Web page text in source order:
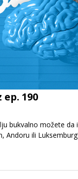
190
bukvalno možete da
Andoru ili